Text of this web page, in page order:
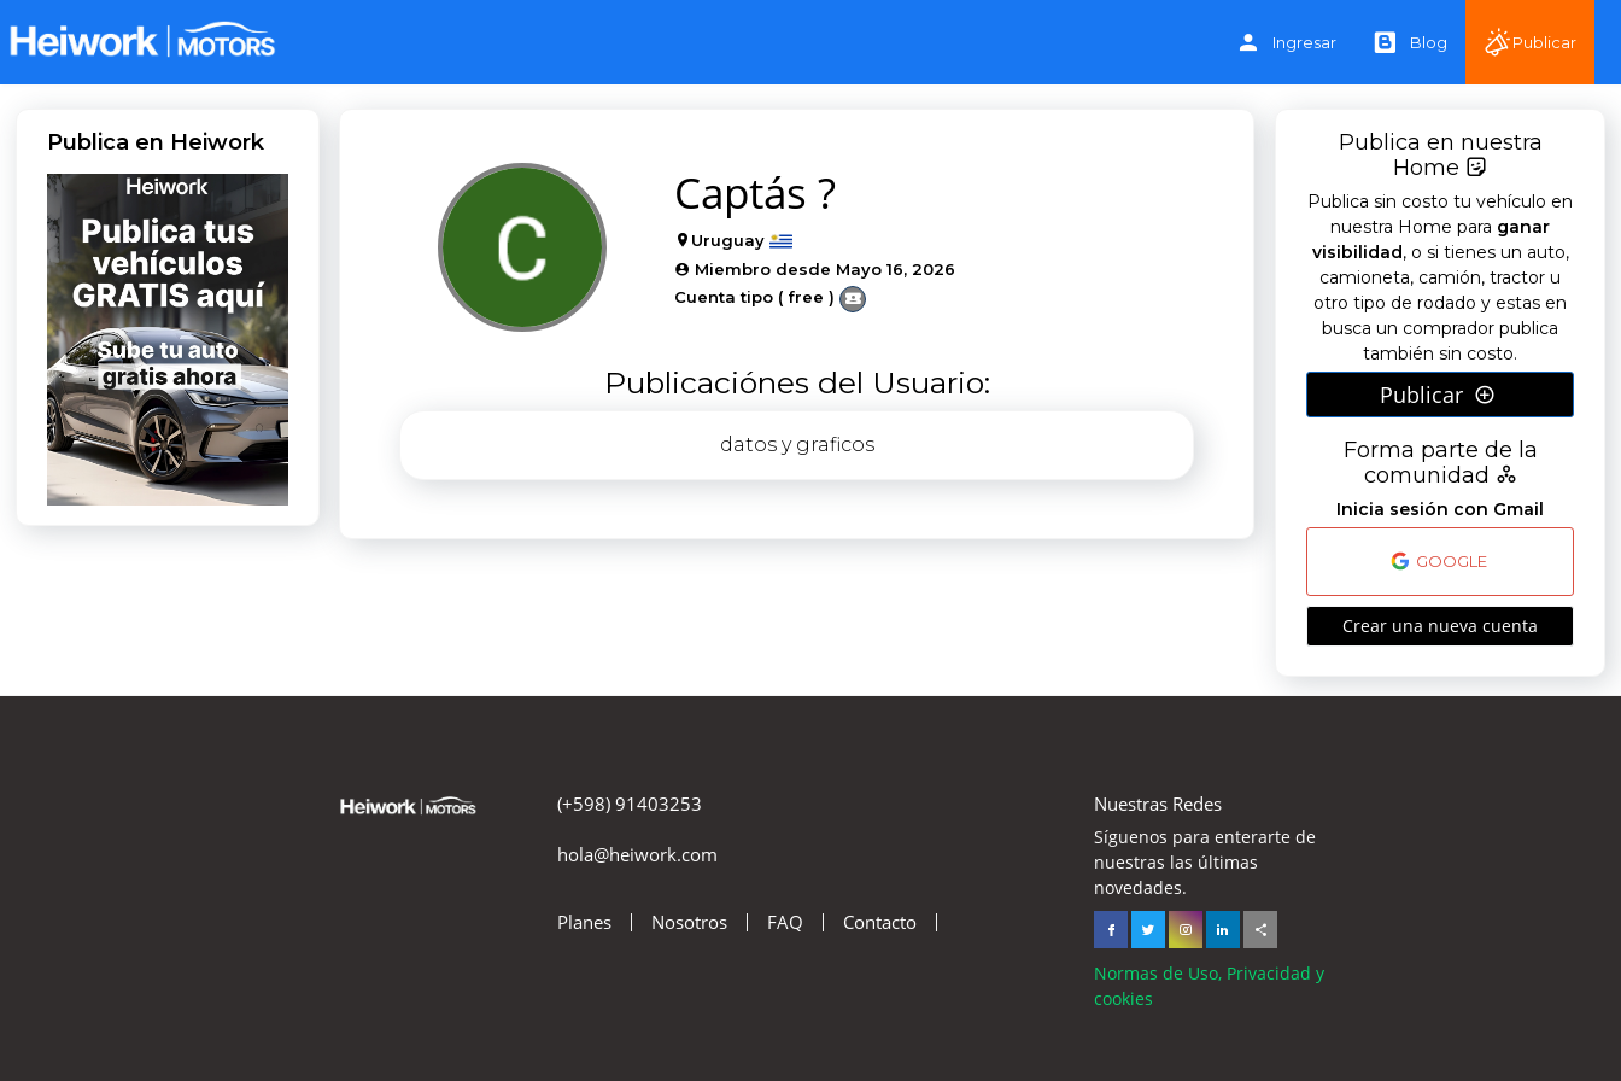
Ingresar Blog Publicar
Publica en Heiwork
Captás ?
Uruguay
Miembro desde Mayo 16, 2026
Cuenta tipo ( free )
Publicaciónes del Usuario:
datos y graficos
Publica en nuestra
Home
Publica sin costo tu vehículo en
nuestra Home para ganar
visibilidad, o si tienes un auto,
camioneta, camión, tractor u
otro tipo de rodado y estas en
busca un comprador publica
también sin costo.
Publicar
Forma parte de la
comunidad
Inicia sesión con Gmail
GOOGLE
Crear una nueva cuenta
(+598) 91403253
hola@heiwork.com
Planes Nosotros FAQ Contacto
Nuestras Redes
Síguenos para enterarte de
nuestras las últimas
novedades.
Normas de Uso, Privacidad y
cookies